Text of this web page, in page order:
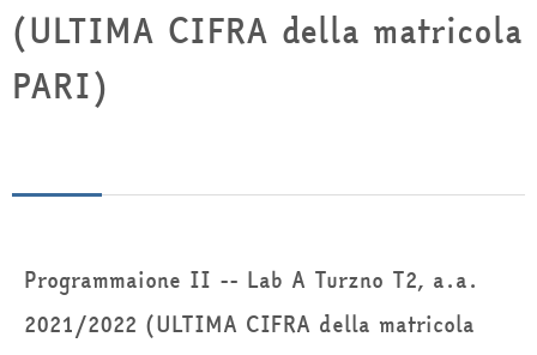
My Media
corsi
(ULTIMA CIFRA della matricola
PARI)
Programmaione II -- Lab A Turzno T2, a.a.
2021/2022 (ULTIMA CIFRA della matricola